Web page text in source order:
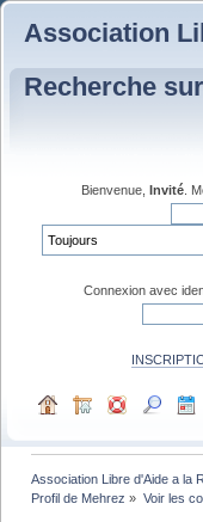
Association
Recherche
Bienvenue, Invité .
Connexion avec
Association Libre d'Aide a la
Profil de Mehrez » Voir les